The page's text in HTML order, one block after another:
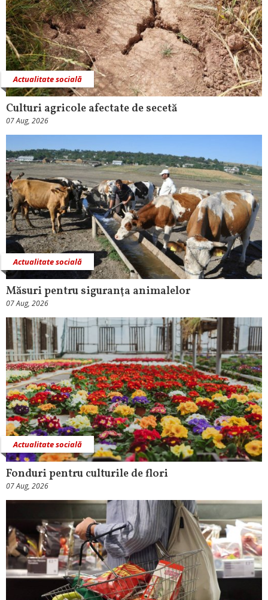
Actualitate socială
Culturi agricole afectate de secetă
07 Aug, 2026
Actualitate socială
Măsuri pentru siguranţa animalelor
07 Aug, 2026
Actualitate socială
Fonduri pentru culturile de flori
07 Aug, 2026